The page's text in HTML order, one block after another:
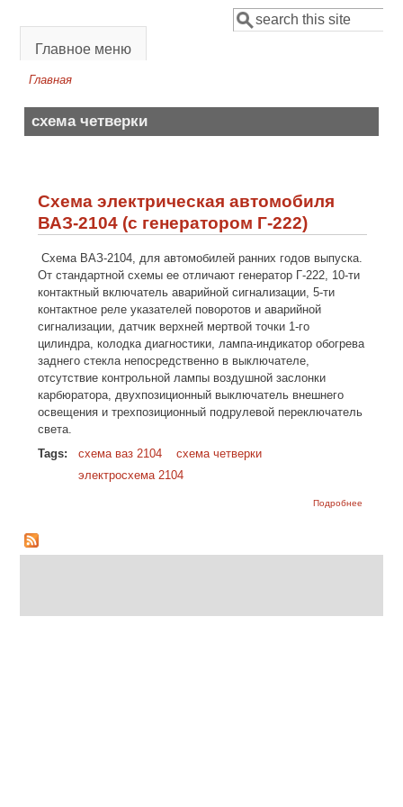
Форма поиска
Поиск
Главное меню
Главная
схема четверки
Схема электрическая автомобиля
ВАЗ-2104 (с генератором Г-222)
Схема ВАЗ-2104, для автомобилей ранних годов выпуска.
От стандартной схемы ее отличают генератор Г-222, 10-ти
контактный включатель аварийной сигнализации, 5-ти
контактное реле указателей поворотов и аварийной
сигнализации, датчик верхней мертвой точки 1-го
цилиндра, колодка диагностики, лампа-индикатор обогрева
заднего стекла непосредственно в выключателе,
отсутствие контрольной лампы воздушной заслонки
карбюратора, двухпозиционный выключатель внешнего
освещения и трехпозиционный подрулевой переключатель
света.
Tags:
схема ваз 2104
схема четверки
электросхема 2104
Подробнее